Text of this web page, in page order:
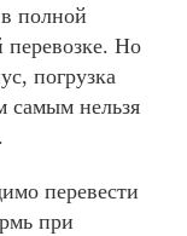
полной
перевозке. Но
погрузка
самым нельзя
перевести
при